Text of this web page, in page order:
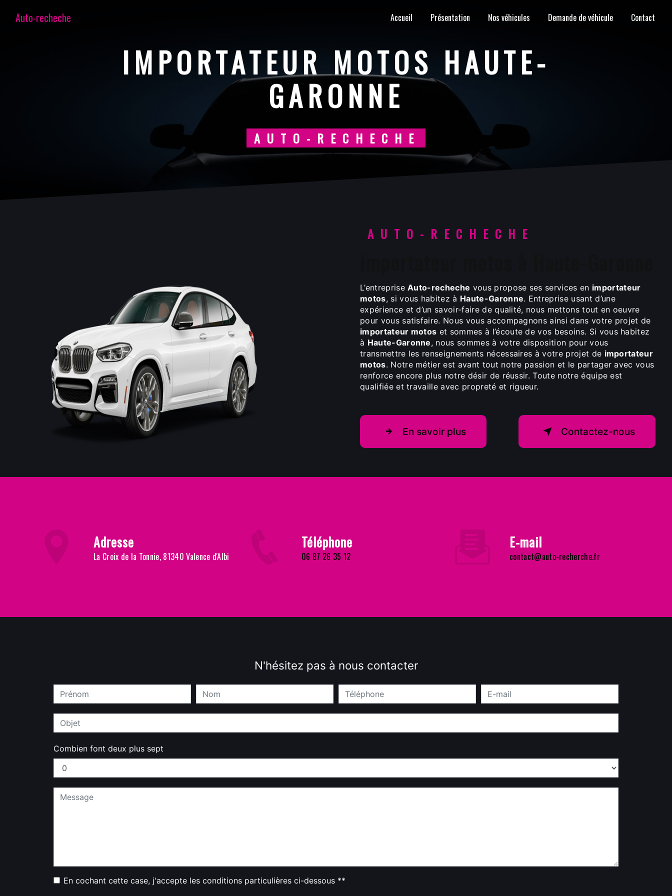
Auto-recheche Accueil Présentation Nos véhicules Demande de véhicule Contact
IMPORTATEUR MOTOS HAUTE-
GARONNE
AUTO-RECHECHE
AUTO-RECHECHE
L’entrepriseAuto-recheche vous propose ses services en importateur
motos, si vous habitez à Haute-Garonne. Entreprise usant d’une
expérience et d’un savoir-faire de qualité, nous mettons tout en oeuvre
pour vous satisfaire. Nous vous accompagnons ainsi dans votre projet de
importateur motos et sommes à l’écoute de vos besoins. Si vous habitez
à Haute-Garonne, nous sommes à votre disposition pour vous
transmettre les renseignements nécessaires à votre projet de importateur
motos. Notre métier est avant tout notre passion et le partager avec vous
renforce encore plus notre désir de réussir. Toute notre équipe est
qualifiée et travaille avec propreté et rigueur.
En savoir plus Contactez-nous
Adresse
La Croix de la Tonnie, 81340 Valence d'Albi
Téléphone
06 87 26 35 12
E-mail
contact@auto-recherche.fr
N'hésitez pas à nous contacter
Combien font deux plus sept
En cochant cette case, j'accepte les conditions particulières ci-dessous **